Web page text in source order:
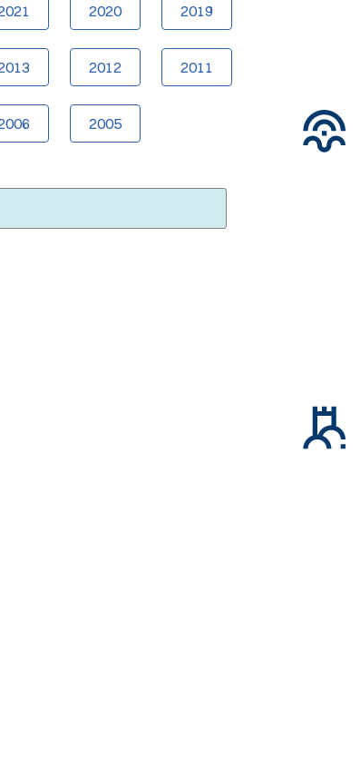
2020 2019
2012 2011
2005